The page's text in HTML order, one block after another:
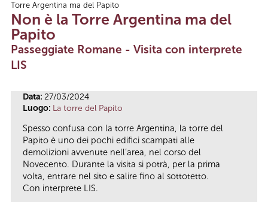
Tu sei qui
Torre Argentina ma del Papito
Non è la Torre Argentina ma del
Papito
Passeggiate Romane - Visita con interprete
LIS
Data: 27/03/2024
Luogo: La torre del Papito
Spesso confusa con la torre Argentina, la torre del
Papito è uno dei pochi edifici scampati alle
demolizioni avvenute nell’area, nel corso del
Novecento. Durante la visita si potrà, per la prima
volta, entrare nel sito e salire fino al sottotetto.
Con interprete LIS.